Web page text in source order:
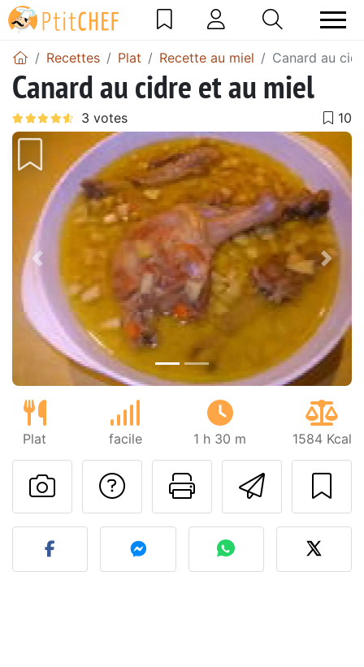
Recettes Plat Recette au miel Canard au
Canard au cidre et au miel
Précédent
Plat facile 1 h 30 m 1584 Kcal
Imprimer
Poser une
Publier votre photo de